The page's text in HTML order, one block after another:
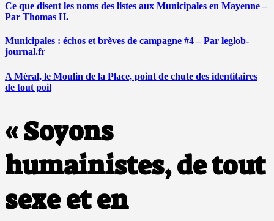
Ce que disent les noms des listes aux Municipales en Mayenne –
Par Thomas H.
Municipales : échos et brèves de campagne #4 – Par leglob-
journal.fr
A Méral, le Moulin de la Place, point de chute des identitaires
de tout poil
« Soyons
humainistes, de tout
sexe et en